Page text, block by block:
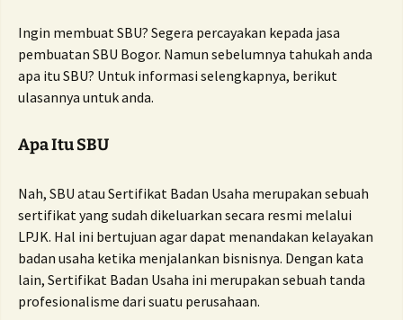
Ingin membuat SBU? Segera percayakan kepada jasa
pembuatan SBU Bogor. Namun sebelumnya tahukah anda
apa itu SBU? Untuk informasi selengkapnya, berikut
ulasannya untuk anda.
Apa Itu SBU
Nah, SBU atau Sertifikat Badan Usaha merupakan sebuah
sertifikat yang sudah dikeluarkan secara resmi melalui
LPJK. Hal ini bertujuan agar dapat menandakan kelayakan
badan usaha ketika menjalankan bisnisnya. Dengan kata
lain, Sertifikat Badan Usaha ini merupakan sebuah tanda
profesionalisme dari suatu perusahaan.